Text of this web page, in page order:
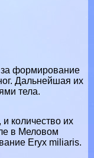
за формирование
Дальнейшая их
тела.
количество их
в Меловом
Eryx miliaris.